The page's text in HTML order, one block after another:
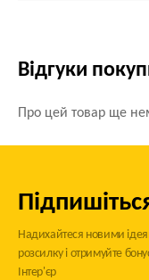
Відгуки
Про цей товар ще
Надихайтеся новими
розсилку і отримуйте
Інтер'єр